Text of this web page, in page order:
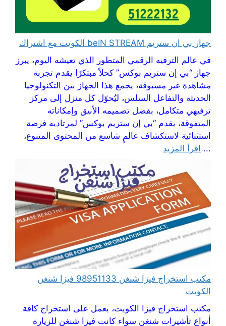
جهاز بي ان ستريم beIN STREAM الكويت مع اشتراك
في عالم الترفيه الرقمي المتطور الذي تعيشه اليوم، يبرز
جهاز “بي إن ستريم بوكس” كحلاً مبتكرًا يقدم تجربة
مشاهدة غير مسبوقة، يجمع هذا الجهاز بين التكنولوجيا
الحديثة والتفاعل السلس، ليُحوّل كل منزل إلى مركز
ترفيهي متكامل، بفضل تصميمه الأنيق وإمكاناته
المتفوقة، يقدم “بي إن ستريم بوكس” لمرتاديه فرصة
استثنائية لاستكشاف عالمٍ شاسع من المحتوى المتنوع،
... اقرأ المزيد
مكتب استخراج فيزا شنغن 98951133 فيزا شنغن
الكويت
مكتب استخراج فيزا الكويت، يعمل على استخراج كافة
أنواع تأشيرات شنغن سواء كانت فيزا شنغن للزيارة